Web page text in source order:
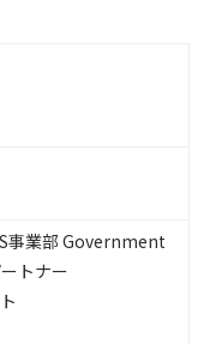
事業部 Government
トナー